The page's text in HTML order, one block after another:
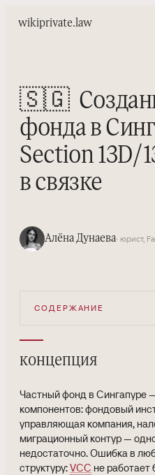
wikiprivate.law
🇸🇬
фонда в
Section 13D/
в связке
Алёна Дунаева· юрист,
СОДЕРЖАНИЕ
концепция
Частный фонд в Сингапуре
компонентов: фондовый
управляющая компания,
миграционный контур —
недостаточно. Ошибка в
структуру:VCC не работает